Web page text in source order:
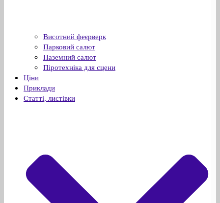
Висотний феєрверк
Парковий салют
Наземний салют
Піротехніка для сцени
Ціни
Приклади
Статті, листівки